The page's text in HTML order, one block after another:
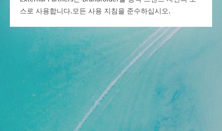
스로 사용합니다.모든 사용 지침을 준수하십시오.